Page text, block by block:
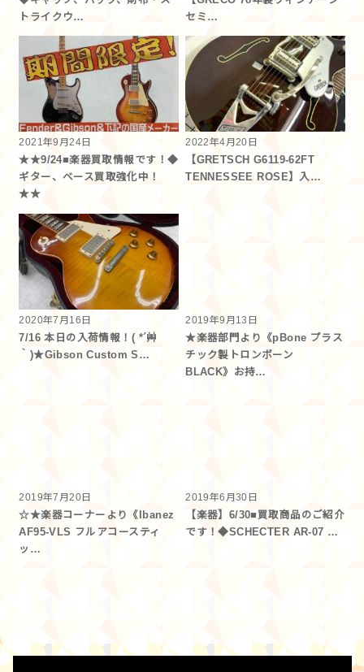
トライクウ…
セミ…
2021年9月24日
★★9/24■楽器買取情報です！◆
ギター、ベース買取強化中！
★★
2022年4月20日
【GRETSCH G6119-62FT
TENNESSEE ROSE】入…
2020年7月16日
7/16 本日の入荷情報！( *´艸
｀)★Gibson Custom S…
2019年9月13日
★楽器部門より《pBone プラス
チック製トロンボーン
BLACK》お持…
2019年7月20日
☆★楽器コーナーより《Ibanez
AF95-VLS フルアコースティ
ッ…
2019年6月30日
【楽器】6/30■買取商品のご紹介
です！◆SCHECTER AR-07 …